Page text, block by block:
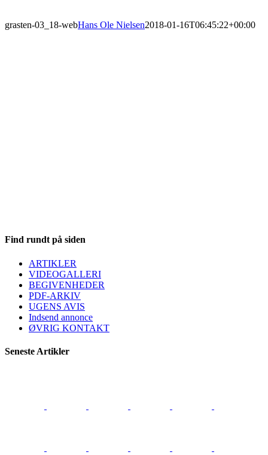
grasten-03_18-webHans Ole Nielsen2018-01-16T06:45:22+00:00
Find rundt på siden
ARTIKLER
VIDEOGALLERI
BEGIVENHEDER
PDF-ARKIV
UGENS AVIS
Indsend annonce
ØVRIG KONTAKT
Seneste Artikler